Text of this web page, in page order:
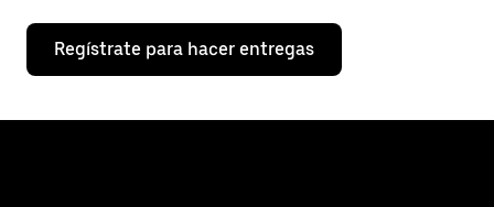
Regístrate para hacer entregas